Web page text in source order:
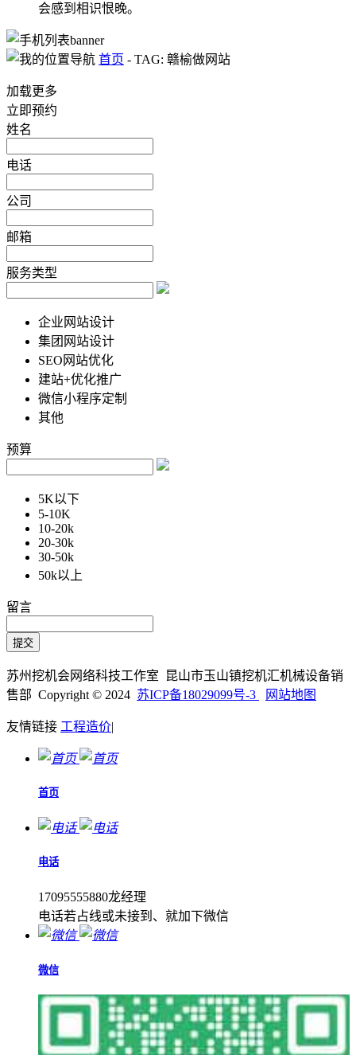
会感到相识恨晚。
首页 - TAG: 赣榆做网站
加载更多
立即预约
姓名
电话
公司
邮箱
服务类型
企业网站设计
集团网站设计
SEO网站优化
建站+优化推广
微信小程序定制
其他
预算
5K以下
5-10K
10-20k
20-30k
30-50k
50k以上
留言
苏州挖机会网络科技工作室 昆山市玉山镇挖机汇机械设备销
售部 Copyright © 2024 苏ICP备18029099号-3 网站地图
友情链接 工程造价|
首页
电话
17095555880龙经理
电话若占线或未接到、就加下微信
微信